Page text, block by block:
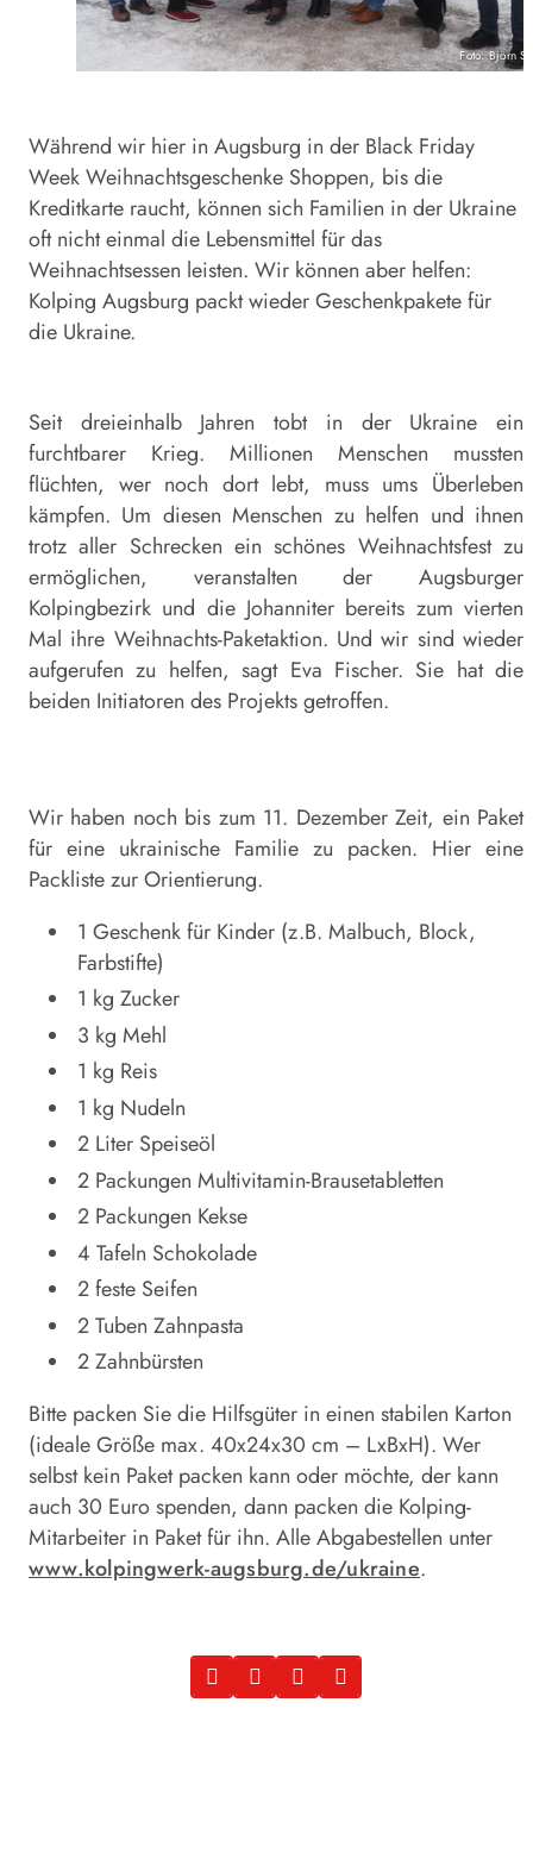
Foto: Björn
Während wir hier in Augsburg in der Black Friday
Week Weihnachtsgeschenke Shoppen, bis die
Kreditkarte raucht, können sich Familien in der Ukraine
oft nicht einmal die Lebensmittel für das
Weihnachtsessen leisten. Wir können aber helfen:
Kolping Augsburg packt wieder Geschenkpakete für
die Ukraine.
Seit dreieinhalb Jahren tobt in der Ukraine ein
furchtbarer Krieg. Millionen Menschen mussten
flüchten, wer noch dort lebt, muss ums Überleben
kämpfen. Um diesen Menschen zu helfen und ihnen
trotz aller Schrecken ein schönes Weihnachtsfest zu
ermöglichen, veranstalten der Augsburger
Kolpingbezirk und die Johanniter bereits zum vierten
Mal ihre Weihnachts-Paketaktion. Und wir sind wieder
aufgerufen zu helfen, sagt Eva Fischer. Sie hat die
beiden Initiatoren des Projekts getroffen.
Wir haben noch bis zum 11. Dezember Zeit, ein Paket
für eine ukrainische Familie zu packen. Hier eine
Packliste zur Orientierung.
1 Geschenk für Kinder (z.B. Malbuch, Block,
Farbstifte)
1 kg Zucker
3 kg Mehl
1 kg Reis
1 kg Nudeln
2 Liter Speiseöl
2 Packungen Multivitamin-Brausetabletten
2 Packungen Kekse
4 Tafeln Schokolade
2 feste Seifen
2 Tuben Zahnpasta
2 Zahnbürsten
Bitte packen Sie die Hilfsgüter in einen stabilen Karton
(ideale Größe max. 40x24x30 cm – LxBxH). Wer
selbst kein Paket packen kann oder möchte, der kann
auch 30 Euro spenden, dann packen die Kolping-
Mitarbeiter in Paket für ihn. Alle Abgabestellen unter
www.kolpingwerk-augsburg.de/ukraine.